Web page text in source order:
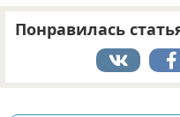
Понравилась